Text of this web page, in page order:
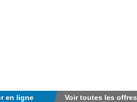
Voir toutes les offres
en ligne